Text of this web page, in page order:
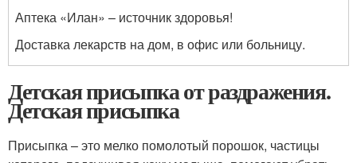
Аптека «Илан» – источник здоровья!
Доставка лекарств на дом, в офис или больницу.
Детская присыпка от раздражения.
Детская присыпка
Присыпка – это мелко помолотый порошок, частицы